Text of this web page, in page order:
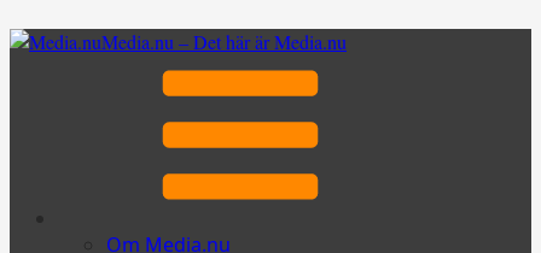
Media.nu – Det här är Media.nu
Om Media.nu